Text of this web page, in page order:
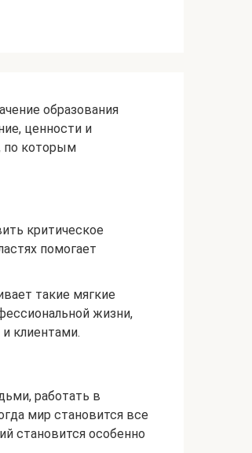
образования
ценности и
по которым
критическое
помогает
такие мягкие
жизни,
клиентами.
работать в
мир становится все
становится особенно